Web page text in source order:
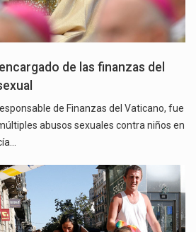
de las finanzas del
de Finanzas del Vaticano, fue
abusos sexuales contra niños en